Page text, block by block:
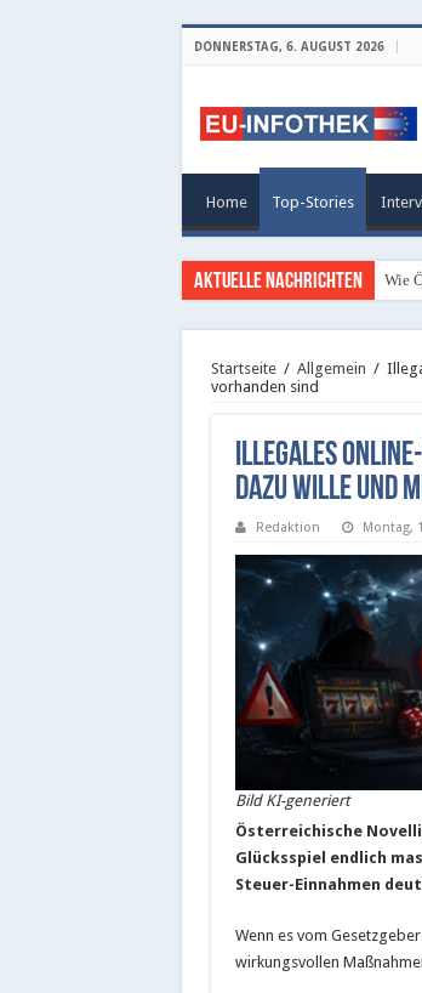
DONNERSTAG, 6. AUGUST 2026
Home Top-Stories
Aktuelle Nachrichten Wie
Startseite / Allgemein /
vorhanden sind
Illegales
dazu Wille und
Redaktion Montag,
Bild KI-generiert
Österreichische
Glücksspiel endlich
Steuer-Einnahmen
Wenn es vom
wirkungsvollen